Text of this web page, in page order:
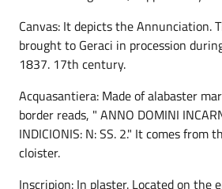
Canvas: It depicts the Annunciation.
brought to Geraci in procession
1837. 17th century.
Acquasantiera: Made of alabaster
border reads, " ANNO DOMINI
INDICIONIS: N: SS. 2." It comes from
cloister.
Inscripion: In plaster. Located on the